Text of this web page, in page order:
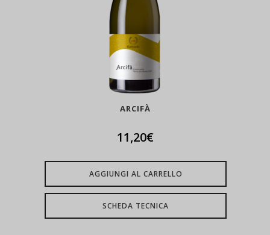
ARCIFÀ
11,20€
AGGIUNGI AL CARRELLO
SCHEDA TECNICA